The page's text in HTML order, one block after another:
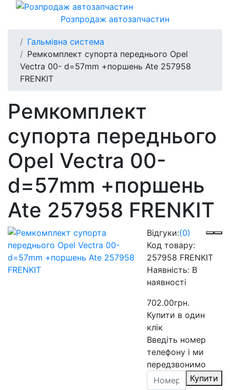
Розпродаж автозапчастин
Гальмівна система
Ремкомплект супорта переднього Opel
Vectra 00- d=57mm +поршень Ate 257958
FRENKIT
Ремкомплект
супорта переднього
Opel Vectra 00-
d=57mm +поршень
Ate 257958 FRENKIT
Відгуки:(0)
Код товару:
257958 FRENKIT
Наявність: В
наявності
702.00грн.
Купити в один
клік
Введіть номер
телефону і ми
передзвонимо
Купити